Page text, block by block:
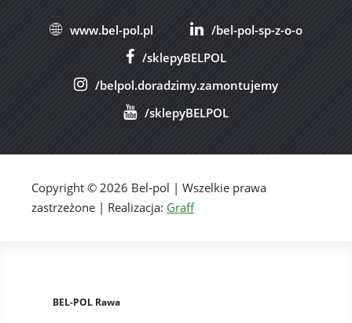
www.bel-pol.pl
/bel-pol-sp-z-o-o
/sklepyBELPOL
/belpol.doradzimy.zamontujemy
/sklepyBELPOL
Copyright © 2026 Bel-pol | Wszelkie prawa
zastrzeżone | Realizacja: Graff
BEL-POL Rawa